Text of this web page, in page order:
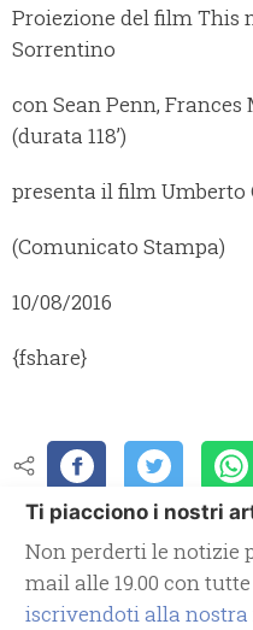
Proiezione del film This
Sorrentino
con Sean Penn,
(durata 118’)
presenta il film Umberto
(Comunicato Stampa)
10/08/2016
{fshare}
Ti piacciono i nostri
Non perderti le notizie
mail alle 19.00 con
iscrivendoti alla nostra